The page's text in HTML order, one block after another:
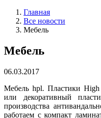
Главная
Все новости
Мебель
Мебель
06.03.2017
Мебель hpl. Пластики High
или декоративный
производства
работаем с компакт